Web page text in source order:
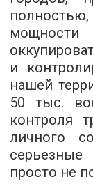
и
нашей
50 тыс.
контроля
личного
просто не